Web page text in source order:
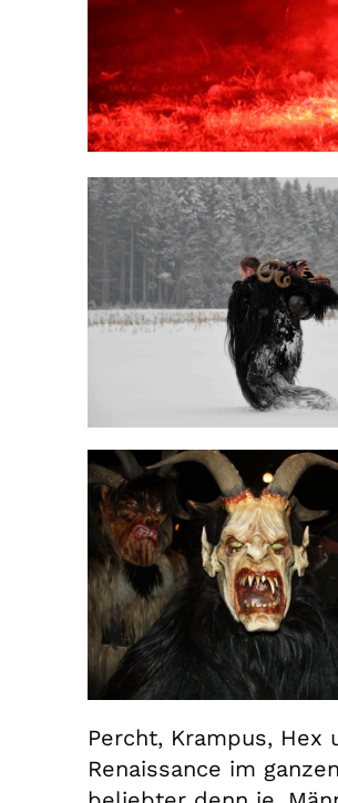
Percht, Krampus,
Renaissance im